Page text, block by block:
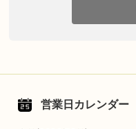
営業日カレンダー